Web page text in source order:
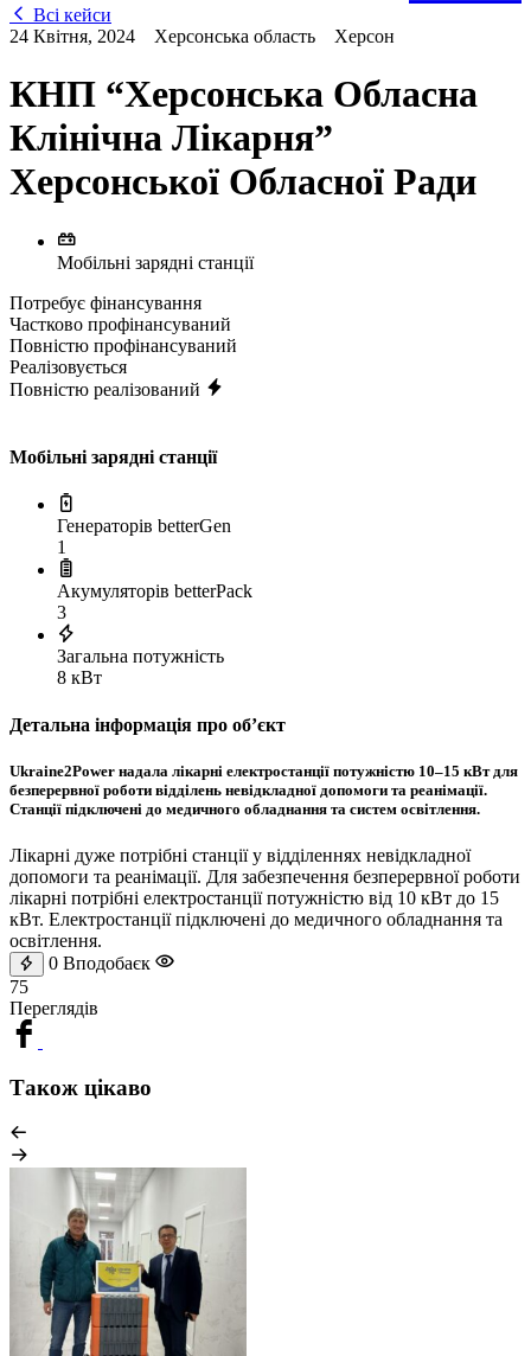
Всі кейси
24 Квітня, 2024
Херсонська область Херсон
КНП “Херсонська Обласна
Клінічна Лікарня”
Херсонської Обласної Ради
Мобільні зарядні станції
Потребує фінансування
Частково профінансуваний
Повністю профінансуваний
Реалізовується
Повністю реалізований
Мобільні зарядні станції
Генераторів betterGen
1
Акумуляторів betterPack
3
Загальна потужність
8 кВт
Детальна інформація про обʼєкт
Ukraine2Power надала лікарні електростанції потужністю 10–15 кВт для
безперервної роботи відділень невідкладної допомоги та реанімації.
Станції підключені до медичного обладнання та систем освітлення.
Лікарні дуже потрібні станції у відділеннях невідкладної
допомоги та реанімації. Для забезпечення безперервної роботи
лікарні потрібні електростанції потужністю від 10 кВт до 15
кВт. Електростанції підключені до медичного обладнання та
освітлення.
0 Вподобаєк
75
Переглядів
Також цікаво